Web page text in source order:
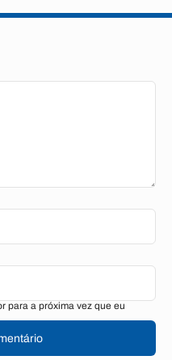
para a próxima vez que eu